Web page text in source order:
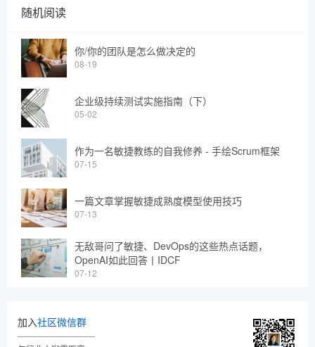
随机阅读
你/你的团队是怎么做决定的
08-19
企业级持续测试实施指南（下）
05-02
作为一名敏捷教练的自我修养 - 手绘Scrum框架
07-15
一篇文章掌握敏捷成熟度模型使用技巧
07-13
无敌哥问了敏捷、DevOps的这些热点话题，
OpenAI如此回答丨IDCF
07-12
加入社区微信群